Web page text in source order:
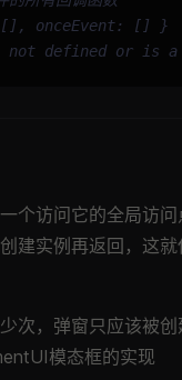
onceEvent: [] }
not defined or is a
个访问它的全局访
建实例再返回，这
次，弹窗只应该被
模态框的实现